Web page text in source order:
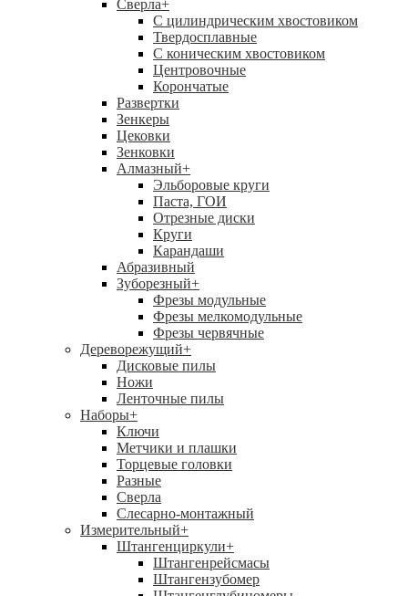
Сверла+
С цилиндрическим хвостовиком
Твердосплавные
С коническим хвостовиком
Центровочные
Корончатые
Развертки
Зенкеры
Цековки
Зенковки
Алмазный+
Эльборовые круги
Паста, ГОИ
Отрезные диски
Круги
Карандаши
Абразивный
Зуборезный+
Фрезы модульные
Фрезы мелкомодульные
Фрезы червячные
Дереворежущий+
Дисковые пилы
Ножи
Ленточные пилы
Наборы+
Ключи
Метчики и плашки
Торцевые головки
Разные
Сверла
Слесарно-монтажный
Измерительный+
Штангенциркули+
Штангенрейсмасы
Штангензубомер